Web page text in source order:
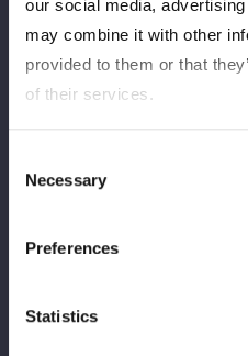
our social media,
may combine it with other
provided to them or that
of their services.
Selection
Necessary
Preferences
Statistics